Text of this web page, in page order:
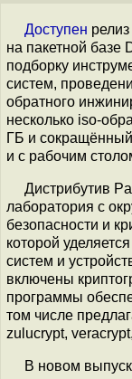
Доступен
на пакетной
подборку
систем,
обратного
несколько iso-
ГБ и
и с рабочим
Дистрибутив
лаборатория с
безопасности и
которой
систем и
включены
программы
том числе
zulucrypt,
В новом